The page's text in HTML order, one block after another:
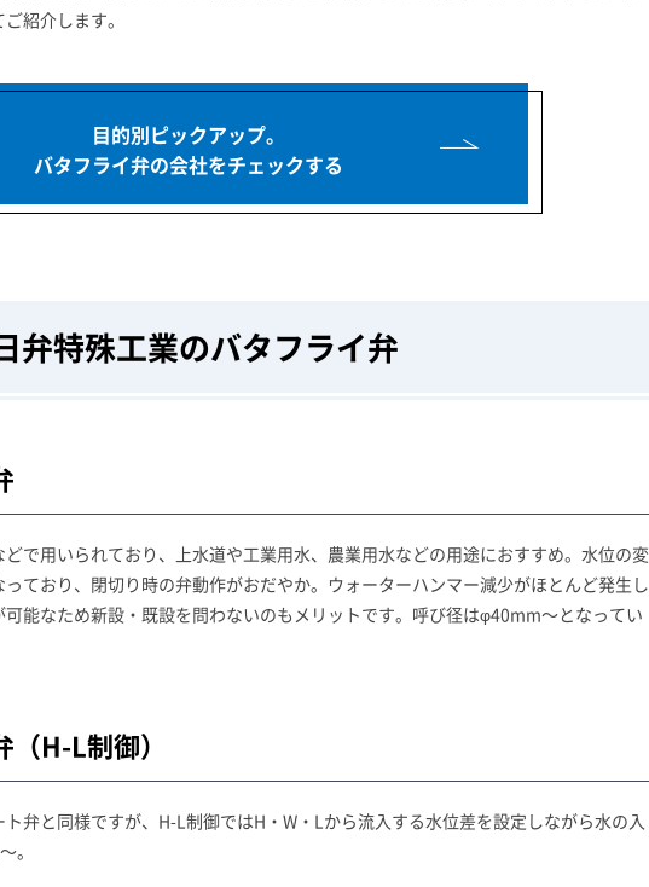
紹介します。
目的別ピックアップ。
バタフライ弁の会社をチェックする
弁特殊工業のバタフライ弁
で用いられており、上水道や工業用水、農業用水などの用途におすすめ。水位の変
ており、閉切り時の弁動作がおだやか。ウォーターハンマー減少がほとんど発生し
能なため新設・既設を問わないのもメリットです。呼び径はφ40mm～となってい
H-L制御）
弁と同様ですが、H-L制御ではH・W・Lから流入する水位差を設定しながら水の入
。